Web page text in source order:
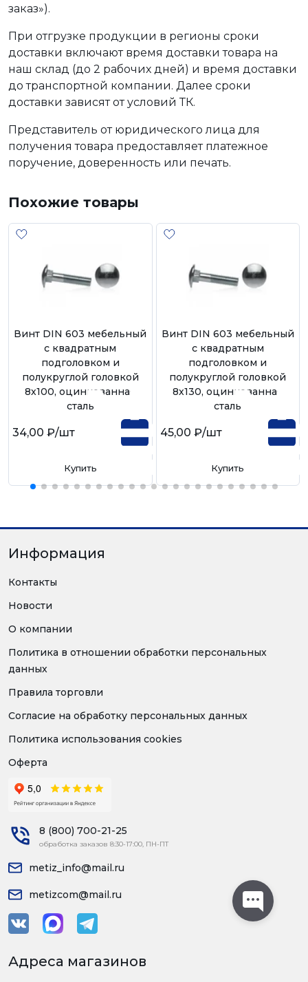
заказ»).
При отгрузке продукции в регионы сроки
доставки включают время доставки товара на
наш склад (до 2 рабочих дней) и время доставки
до транспортной компании. Далее сроки
доставки зависят от условий ТК.
Представитель от юридического лица для
получения товара предоставляет платежное
поручение, доверенность или печать.
Похожие товары
Винт DIN 603 мебельный
с квадратным
подголовком и
полукруглой головкой
8х100, оцинкованная
сталь
34,00 ₽/шт
Купить
Винт DIN 603 мебельный
с квадратным
подголовком и
полукруглой головкой
8х130, оцинкованная
сталь
45,00 ₽/шт
Купить
Информация
Контакты
Новости
О компании
Политика в отношении обработки персональных
данных
Правила торговли
Согласие на обработку персональных данных
Политика использования cookies
Оферта
8 (800) 700-21-25
обработка заказов 8:30-17:00, ПН-ПТ
metiz_info@mail.ru
metizcom@mail.ru
Адреса магазинов